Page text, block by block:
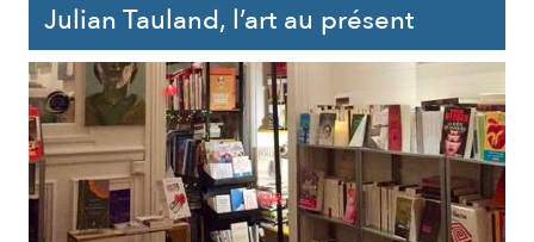
Julian Tauland, l’art au présent